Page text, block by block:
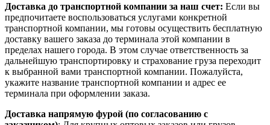
Доставка до транспортной компании за наш счет: Если вы
предпочитаете воспользоваться услугами конкретной
транспортной компании, мы готовы осуществить бесплатную
доставку вашего заказа до терминала этой компании в
пределах нашего города. В этом случае ответственность за
дальнейшую транспортировку и страхование груза переходит
к выбранной вами транспортной компании. Пожалуйста,
укажите название транспортной компании и адрес ее
терминала при оформлении заказа.
Доставка напрямую фурой (по согласованию с